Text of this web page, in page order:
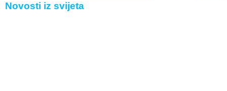
Novosti iz svijeta